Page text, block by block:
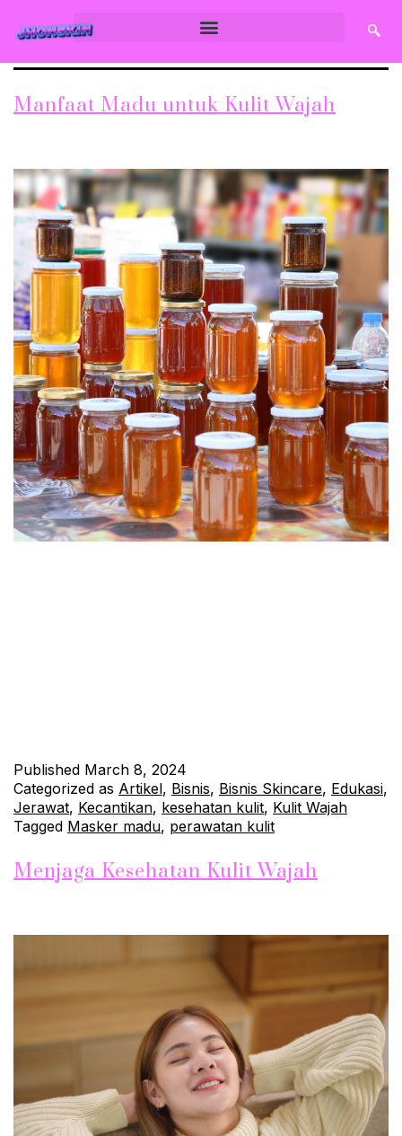
Manfaat Madu untuk Kulit Wajah
Published March 8, 2024
Categorized as Artikel, Bisnis, Bisnis Skincare, Edukasi,
Jerawat, Kecantikan, kesehatan kulit, Kulit Wajah
Tagged Masker madu, perawatan kulit
Menjaga Kesehatan Kulit Wajah